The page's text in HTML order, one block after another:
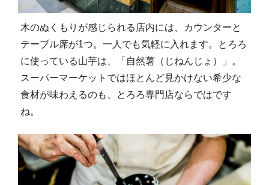
木のぬくもりが感じられる店内には、カウンターと
テーブル席が1つ。一人でも気軽に入れます。とろろ
に使っている山芋は、「自然薯（じねんじょ）」。
スーパーマーケットではほとんど見かけない希少な
食材が味わえるのも、とろろ専門店ならではです
ね。